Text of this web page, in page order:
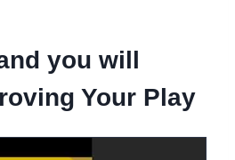
you will
Your Play